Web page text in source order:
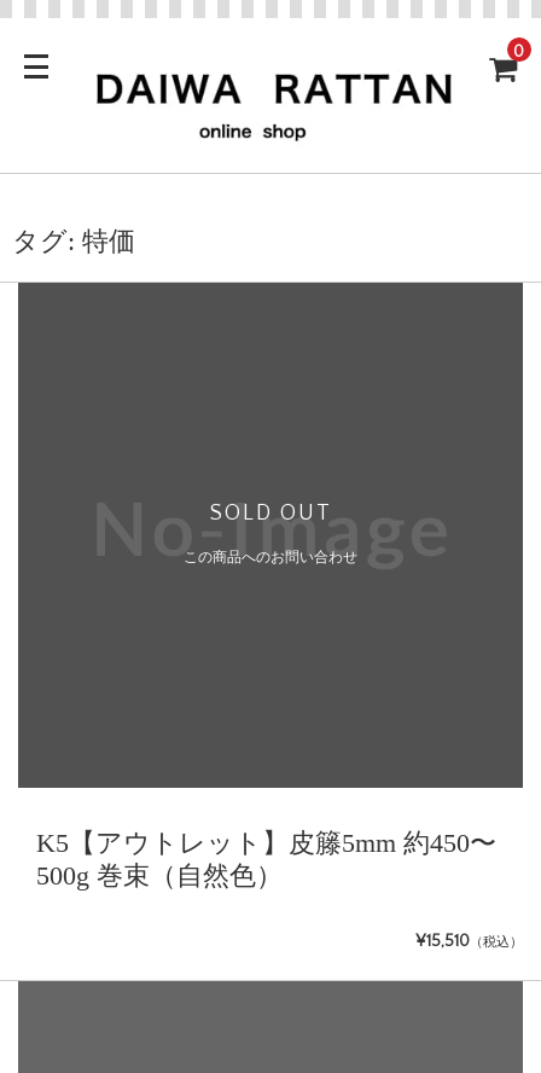
0
タグ: 特価
SOLD OUT
この商品へのお問い合わせ
K5【アウトレット】皮籐5mm 約450〜
500g 巻束（自然色）
¥15,510 （税込）